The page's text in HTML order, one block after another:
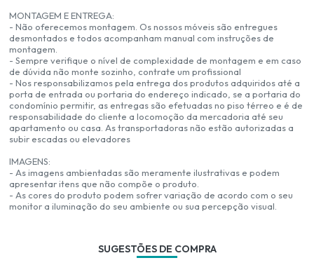
MONTAGEM E ENTREGA:
- Não oferecemos montagem. Os nossos móveis são entregues
desmontados e todos acompanham manual com instruções de
montagem.
- Sempre verifique o nível de complexidade de montagem e em caso
de dúvida não monte sozinho, contrate um profissional
- Nos responsabilizamos pela entrega dos produtos adquiridos até a
porta de entrada ou portaria do endereço indicado, se a portaria do
condomínio permitir, as entregas são efetuadas no piso térreo e é de
responsabilidade do cliente a locomoção da mercadoria até seu
apartamento ou casa. As transportadoras não estão autorizadas a
subir escadas ou elevadores
IMAGENS:
- As imagens ambientadas são meramente ilustrativas e podem
apresentar itens que não compõe o produto.
- As cores do produto podem sofrer variação de acordo com o seu
monitor a iluminação do seu ambiente ou sua percepção visual.
SUGESTÕES DE COMPRA